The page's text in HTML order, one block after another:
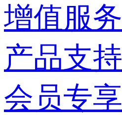
增值服务
产品支持
会员专享